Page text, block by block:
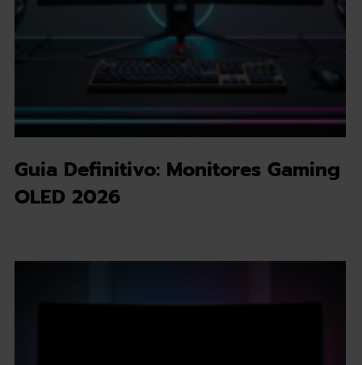
Guia Definitivo: Monitores Gaming
OLED 2026